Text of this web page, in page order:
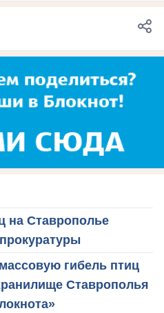
на Ставрополье
гибель птиц
Ставрополья